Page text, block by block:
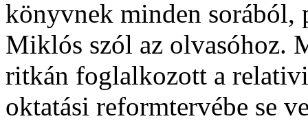
könyvnek minden sorából,
Miklós szól az olvasóhoz.
ritkán foglalkozott a
oktatási reformtervébe se